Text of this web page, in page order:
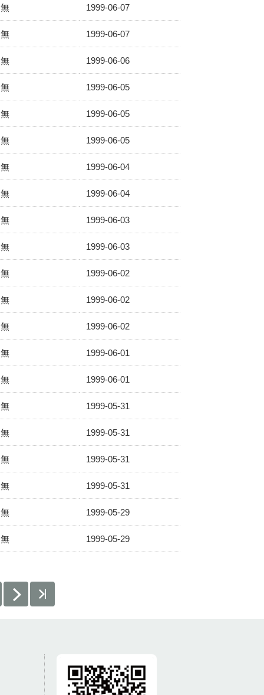
無 1999-06-07
無 1999-06-07
無 1999-06-06
無 1999-06-05
無 1999-06-05
無 1999-06-05
無 1999-06-04
無 1999-06-04
無 1999-06-03
無 1999-06-03
無 1999-06-02
無 1999-06-02
無 1999-06-02
無 1999-06-01
無 1999-06-01
無 1999-05-31
無 1999-05-31
無 1999-05-31
無 1999-05-31
無 1999-05-29
無 1999-05-29